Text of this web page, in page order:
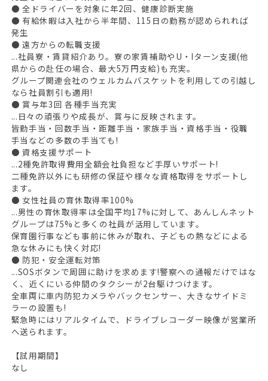
● 全ドライバーを対象に年2回、健康診断実施
● 有給休暇は入社から半年間、115日の勤務が認められれば
発生
● 遠方からの転職支援
...社員寮・賃貸紹介あり。寮の家賃補助やU・Iターン支援(他
県からの赴任の場合、最大5万円支給)も充実。
グループ関連会社のウェルカムバスケットを利用しての引越し
なら社員割引も適用!
● 賞与年3回 各種手当充実
...日々の頑張りや成長が、賞与に反映されます。
皆勤手当・回数手当・距離手当・家族手当・資格手当・役職
手当などの多数の手当ても!
● 資格支援サポート
...2種免許取得費用全額会社負担など手厚いサポート!
二種免許以外にも研修の保証や様々な資格取得をサポートし
ます。
● 女性社員の育休取得率100%
...男性の育休取得率は全国平均17%に対して、あんしんネット
グループは75%と多くの社員が活用しています。
保育園行事なども事前に休みが取れ、子どもの熱などによる
急な休みにも快く対応!
● 防犯・安全運転対策
...SOSボタンで周囲に助けを求めます!警察への通報だけではな
く、近くにいる仲間のタクシーが2台駆けつけます。
全車両に車内防犯カメラやバックセンサー、大きなサイドミ
ラーの設置も!
緊急時にはリアルタイムで、ドライブレコーダー映像が営業所
へ送られます。
【試用期間】
なし